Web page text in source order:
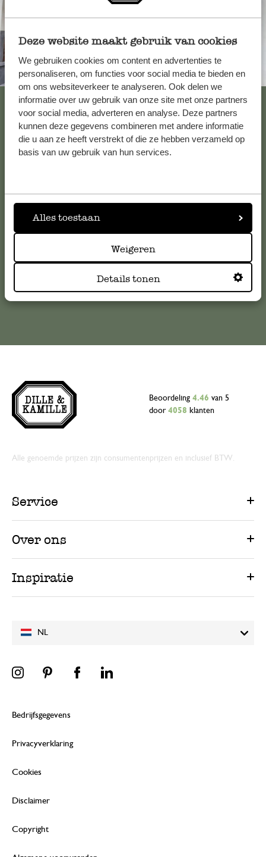
Deze website maakt gebruik van cookies
We gebruiken cookies om content en advertenties te
personaliseren, om functies voor social media te bieden en
om ons websiteverkeer te analyseren. Ook delen we
informatie over uw gebruik van onze site met onze partners
voor social media, adverteren en analyse. Deze partners
kunnen deze gegevens combineren met andere informatie
die u aan ze heeft verstrekt of die ze hebben verzameld op
basis van uw gebruik van hun services.
Alles toestaan
Weigeren
Details tonen
Altijd in de buurt
Bekijk alle 62 winkels
Klantenservice
klantenservice. Of bekijk hier het antwoord op de
klantenservice@dille-kamille.com
Online Klantenservice
NL
Beoordeling 4.46 van 5
door 4058 klanten
Alle genoemde prijzen zijn consumentenprijzen en inclusief BTW.
Service
Over ons
Inspiratie
Bedrijfsgegevens
Privacyverklaring
Cookies
Disclaimer
Copyright